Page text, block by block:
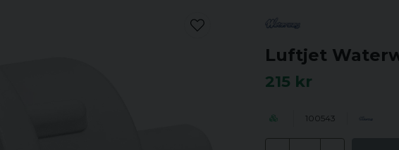
Luftjet
215 kr
100543